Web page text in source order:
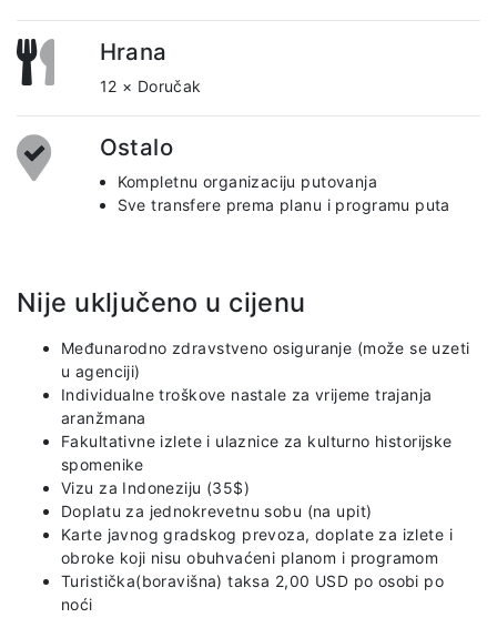
Hrana
12 × Doručak
Ostalo
Kompletnu organizaciju putovanja
Sve transfere prema planu i programu puta
Nije uključeno u cijenu
Međunarodno zdravstveno osiguranje (može se uzeti
u agenciji)
Individualne troškove nastale za vrijeme trajanja
aranžmana
Fakultativne izlete i ulaznice za kulturno historijske
spomenike
Vizu za Indoneziju (35$)
Doplatu za jednokrevetnu sobu (na upit)
Karte javnog gradskog prevoza, doplate za izlete i
obroke koji nisu obuhvaćeni planom i programom
Turistička(boravišna) taksa 2,00 USD po osobi po
noći